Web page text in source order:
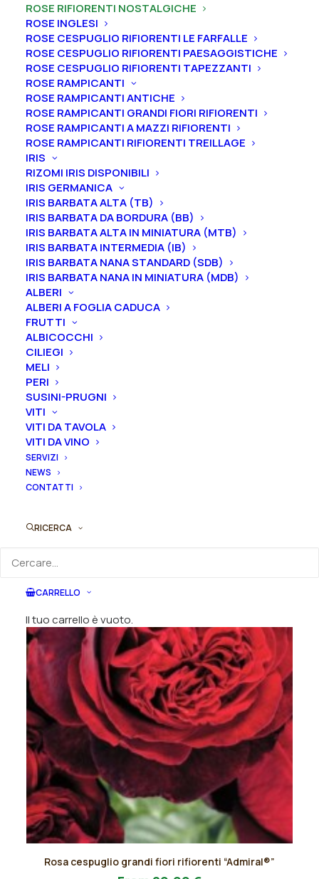
ROSE RIFIORENTI NOSTALGICHE
ROSE INGLESI
ROSE CESPUGLIO RIFIORENTI LE FARFALLE
ROSE CESPUGLIO RIFIORENTI PAESAGGISTICHE
ROSE CESPUGLIO RIFIORENTI TAPEZZANTI
ROSE RAMPICANTI
ROSE RAMPICANTI ANTICHE
ROSE RAMPICANTI GRANDI FIORI RIFIORENTI
ROSE RAMPICANTI A MAZZI RIFIORENTI
ROSE RAMPICANTI RIFIORENTI TREILLAGE
IRIS
RIZOMI IRIS DISPONIBILI
IRIS GERMANICA
IRIS BARBATA ALTA (TB)
IRIS BARBATA DA BORDURA (BB)
IRIS BARBATA ALTA IN MINIATURA (MTB)
IRIS BARBATA INTERMEDIA (IB)
IRIS BARBATA NANA STANDARD (SDB)
IRIS BARBATA NANA IN MINIATURA (MDB)
ALBERI
ALBERI A FOGLIA CADUCA
FRUTTI
ALBICOCCHI
CILIEGI
MELI
PERI
SUSINI-PRUGNI
VITI
VITI DA TAVOLA
VITI DA VINO
SERVIZI
NEWS
CONTATTI
RICERCA
CARRELLO
Il tuo carrello è vuoto.
AGGIUNGI AL PREVENTIVO
Questo
prodotto
ha
più
varianti.
Le
essere
nella
del
Rosa cespuglio grandi fiori rifiorente nostalgica
prodotto
Rosa cespuglio grandi fiori rifiorenti “Admiral®”